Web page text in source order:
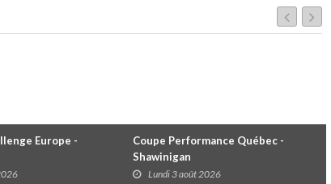
Europe -
Coupe Performance Québec -
Shawinigan
Lundi 3 août 2026